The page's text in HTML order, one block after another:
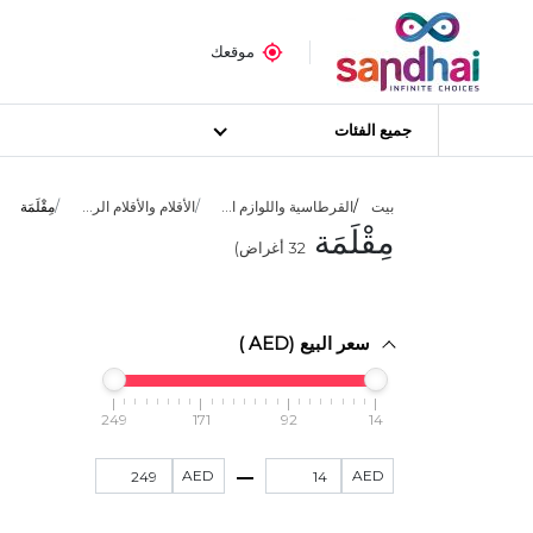
موقعك
جميع الفئات
بيت القرطاسية واللوازم ا... الأقلام والأقلام الر... مِقْلَمَة
مِقْلَمَة 32 أغراض)
سعر البيع (AED )
14
92
171
249
AED
AED